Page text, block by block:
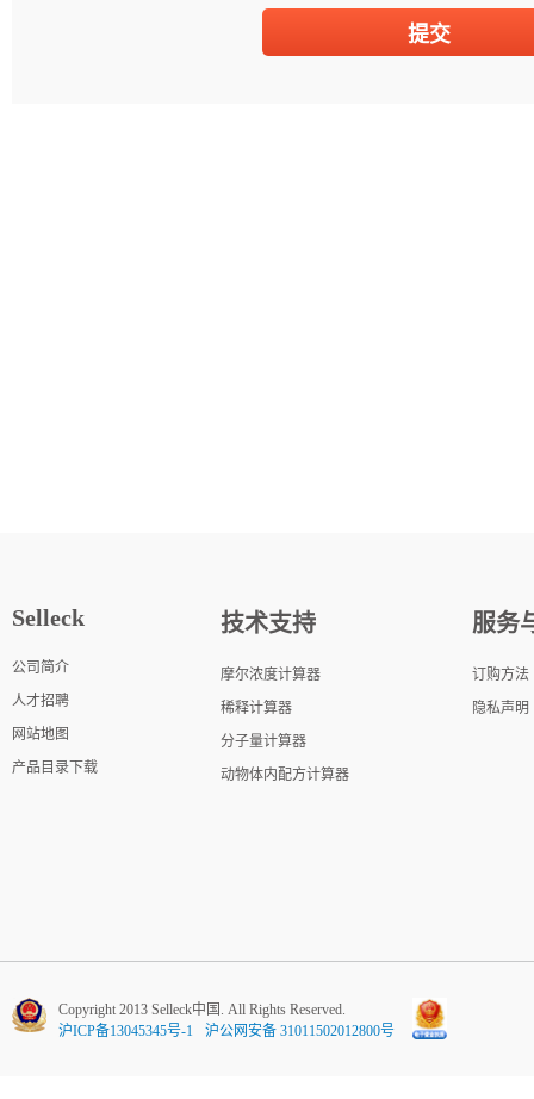
Selleck
公司简介
人才招聘
网站地图
产品目录下载
技术支持
摩尔浓度计算器
稀释计算器
分子量计算器
动物体内配方计算器
服务
订购方法
隐私声明
Copyright 2013 Selleck中国. All Rights Reserved.
沪ICP备13045345号-1
沪公网安备 31011502012800号